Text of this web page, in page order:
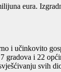
eura.
i učinkovito
gradova i 22
svih